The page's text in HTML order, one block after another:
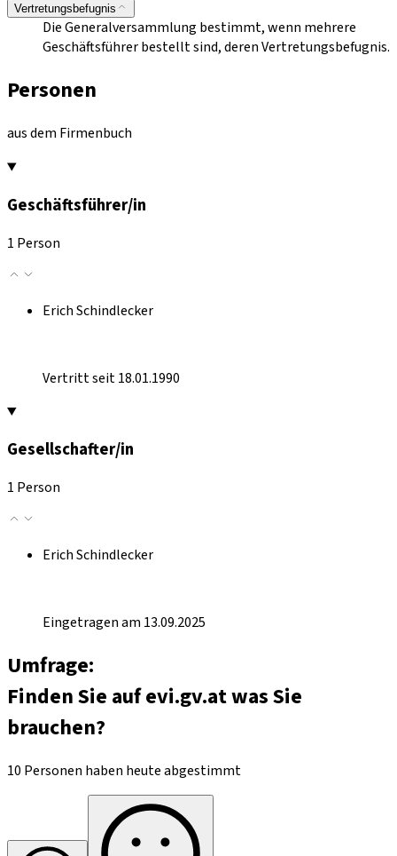
Vertretungsbefugnis
Die Generalversammlung bestimmt, wenn mehrere
Geschäftsführer bestellt sind, deren Vertretungsbefugnis.
Personen
aus dem Firmenbuch
Geschäftsführer/in
1 Person
Erich Schindlecker
Vertritt seit 18.01.1990
Gesellschafter/in
1 Person
Erich Schindlecker
Eingetragen am 13.09.2025
Umfrage:
Finden Sie auf evi.gv.at was Sie
brauchen?
10 Personen haben heute abgestimmt